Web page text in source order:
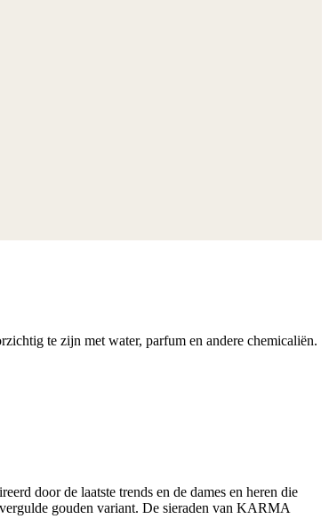
te zijn met water, parfum en andere chemicaliën.
door de laatste trends en de dames en heren die
gouden variant. De sieraden van KARMA